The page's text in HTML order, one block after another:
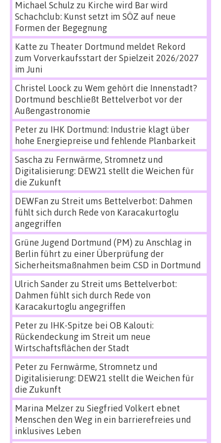
Michael Schulz zu Kirche wird Bar wird
Schachclub: Kunst setzt im SÖZ auf neue
Formen der Begegnung
Katte zu Theater Dortmund meldet Rekord
zum Vorverkaufsstart der Spielzeit 2026/2027
im Juni
Christel Loock zu Wem gehört die Innenstadt?
Dortmund beschließt Bettelverbot vor der
Außengastronomie
Peterzu IHK Dortmund: Industrie klagt über
hohe Energiepreise und fehlende Planbarkeit
Sascha zu Fernwärme, Stromnetz und
Digitalisierung: DEW21 stellt die Weichen für
die Zukunft
DEWFan zu Streit ums Bettelverbot: Dahmen
fühlt sich durch Rede von Karacakurtoglu
angegriffen
Grüne Jugend Dortmund (PM) zu Anschlag in
Berlin führt zu einer Überprüfung der
Sicherheitsmaßnahmen beim CSD in Dortmund
Ulrich Sanderzu Streit ums Bettelverbot:
Dahmen fühlt sich durch Rede von
Karacakurtoglu angegriffen
Peterzu IHK-Spitze bei OB Kalouti:
Rückendeckung im Streit um neue
Wirtschaftsflächen der Stadt
Peterzu Fernwärme, Stromnetz und
Digitalisierung: DEW21 stellt die Weichen für
die Zukunft
Marina Melzerzu Siegfried Volkert ebnet
Menschen den Weg in ein barrierefreies und
inklusives Leben